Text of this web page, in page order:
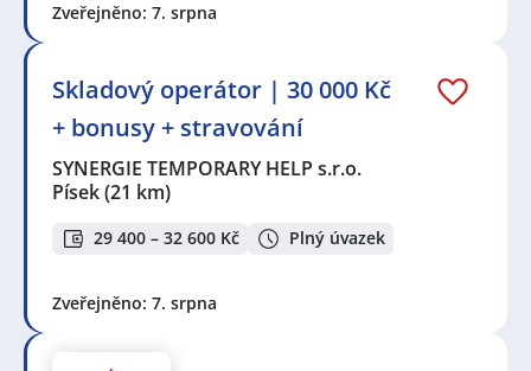
Zveřejněno: 7. srpna
Skladový operátor | 30 000 Kč
+ bonusy + stravování
SYNERGIE TEMPORARY HELP s.r.o.
Písek(21 km)
29 400 – 32 600 Kč Plný úvazek
Zveřejněno: 7. srpna